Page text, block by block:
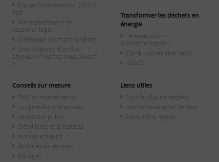
Équipe d'intervention 24/7 V-
Fast
Votre partenaire en
désamiantage
Déballage des marchandises
Vous disposez d'un flux
atypique ? Mettez-nous au défi
!
Transformer les déchets en
énergie
Fermentation -
Biométhanisation
Combustibles alternatifs
ISDND
Conseils sur mesure
PME et indépendants
Les grandes entreprises
Le secteur public
​Détaillants et grossistes
Horeca et loisirs
Activités de services
Garages
Liens utiles
Tous les flux de déchets
Nos conteneurs et bennes
Dans votre région